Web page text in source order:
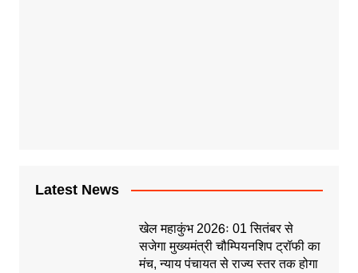
Latest News
खेल महाकुंभ 2026ः 01 सितंबर से
सजेगा मुख्यमंत्री चौम्पियनशिप ट्रॉफी का
मंच, न्याय पंचायत से राज्य स्तर तक होगा